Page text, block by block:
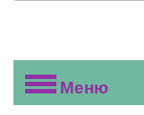
Меню